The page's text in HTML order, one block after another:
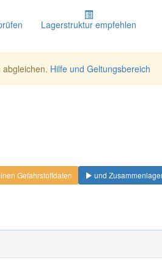
Lagerstruktur empfehlen
Hilfe und Geltungsbereich
Gefahrstoffdaten und